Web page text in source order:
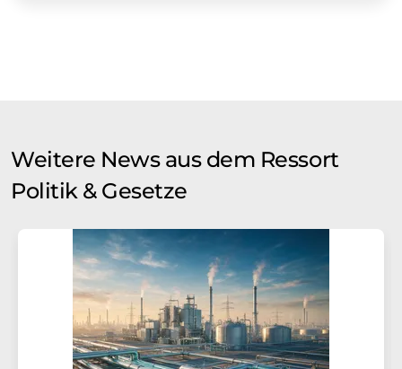
Weitere News aus dem Ressort
Politik & Gesetze